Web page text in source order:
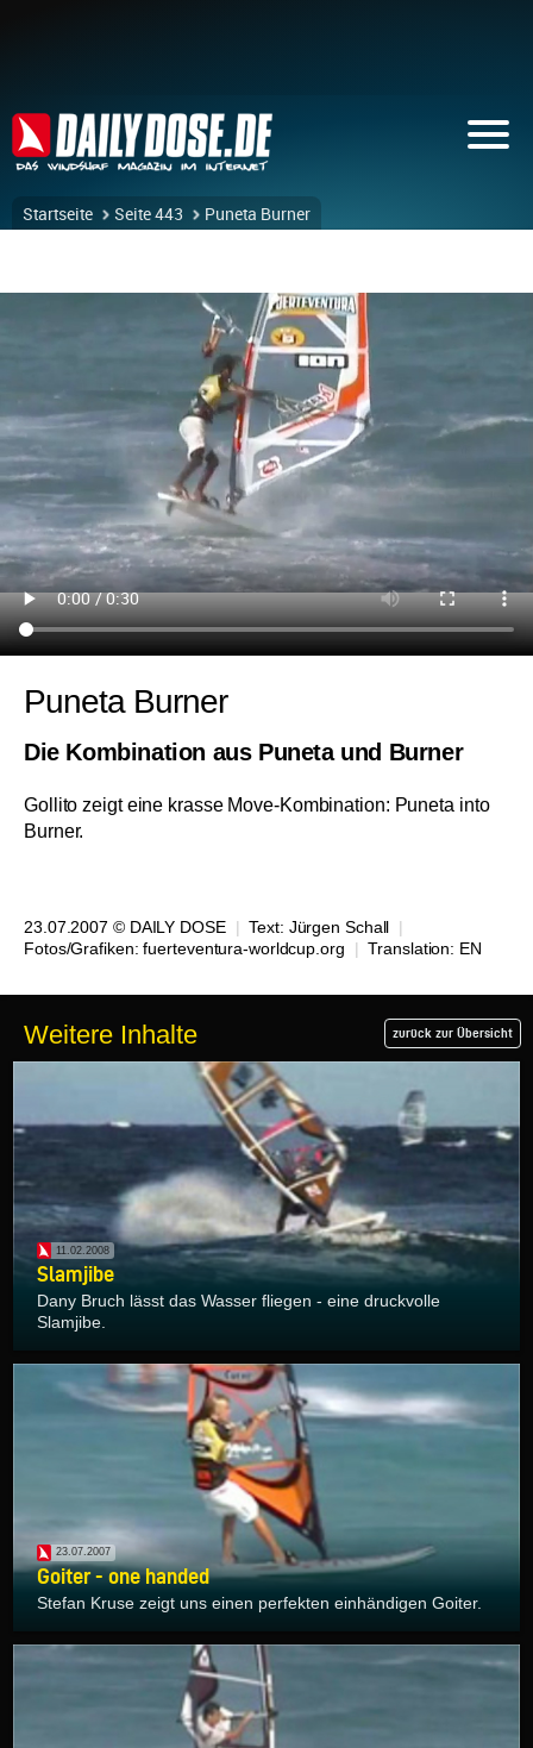
Startseite Seite 443 Puneta Burner
Puneta Burner
Die Kombination aus Puneta und Burner
Gollito zeigt eine krasse Move-Kombination: Puneta into
Burner.
23.07.2007 © DAILY DOSE | Text: Jürgen Schall |
Fotos/Grafiken: fuerteventura-worldcup.org
| Translation: EN
Weitere Inhalte zurück zur Übersicht
11.02.2008
Slamjibe
Dany Bruch lässt das Wasser fliegen - eine druckvolle
Slamjibe.
23.07.2007
Goiter - one handed
Stefan Kruse zeigt uns einen perfekten einhändigen Goiter.